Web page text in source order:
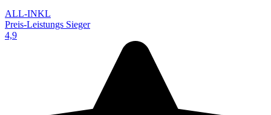
ALL-INKL
Preis-Leistungs Sieger
4,9